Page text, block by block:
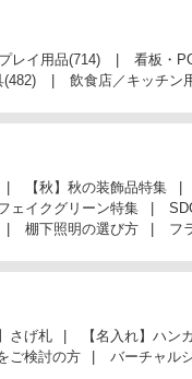
レイ用品(714) 看板・
(482) 飲食店／キッチン
【秋】秋の装飾品特集
ェイクグリーン特集
棚下照明の選び方 フ
さげ札 【名入れ】ハン
ご検討の方 バーチャル